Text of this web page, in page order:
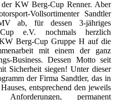
der KW Berg-Cup Renner. Aber
Vollsortimenter Sandtler
ab, für dessen 3-jähriges
e.V. nochmals herzlich
Berg-Cup Gruppe H auf die
mit einem der ganz
Business. Dessen Motto seit
Sicherheit siegen! Unter dieser
der Firma Sandtler, das in
entsprechend den jeweils
permanent